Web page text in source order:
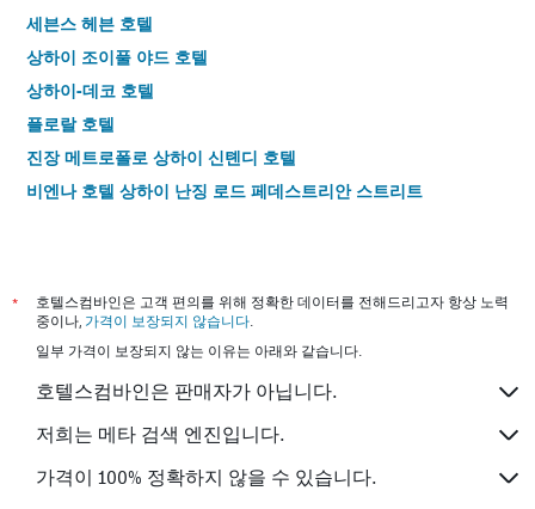
세븐스 헤븐 호텔
상하이 조이풀 야드 호텔
상하이-데코 호텔
플로랄 호텔
진장 메트로폴로 상하이 신톈디 호텔
비엔나 호텔 상하이 난징 로드 페데스트리안 스트리트
상하이 피시 인 번드
조이풀스타 호텔 푸동 공항
상하이 유항 호텔
JI 호텔 상하이 더 번드 톈퉁 로드
호텔 상하이 화이 하이
홈 인 플러스 상하이 신톈디 루자방 로드 메트로 스테이션
*
호텔스컴바인은 고객 편의를 위해 정확한 데이터를 전해드리고자 항상 노력
중이나, 가격이 보장되지 않습니다.
일부 가격이 보장되지 않는 이유는 아래와 같습니다.
호텔스컴바인은 판매자가 아닙니다.
저희는 메타 검색 엔진입니다.
가격이 100% 정확하지 않을 수 있습니다.